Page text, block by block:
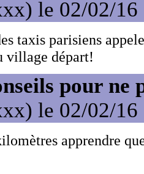
le 02/02/16
taxis parisiens
village départ!
pour ne
le 02/02/16
apprendre